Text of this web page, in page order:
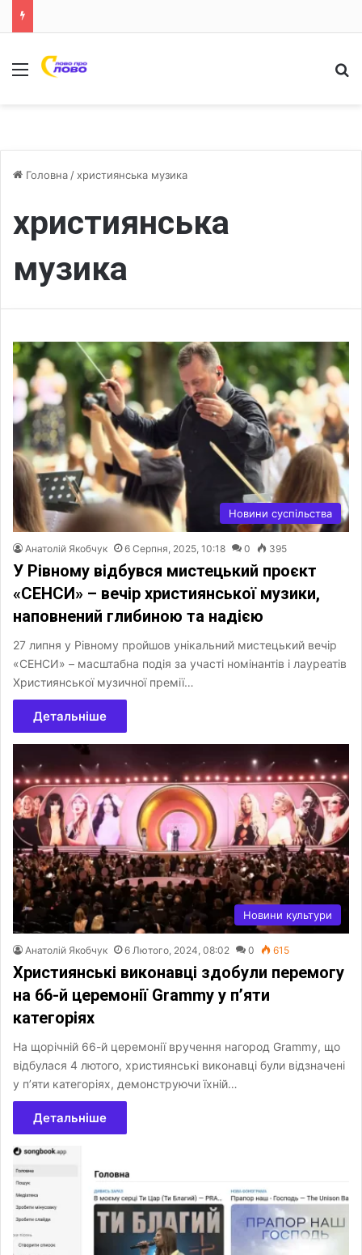
Меню
Головна / християнська музика
християнська
музика
Новини суспільства
Анатолій Якобчук 6 Серпня, 2025, 10:18 0 395
У Рівному відбувся мистецький проєкт
«СЕНСИ» – вечір християнської музики,
наповнений глибиною та надією
27 липня у Рівному пройшов унікальний мистецький вечір
«СЕНСИ» – масштабна подія за участі номінантів і лауреатів
Християнської музичної премії…
Детальніше
Новини культури
Анатолій Якобчук 6 Лютого, 2024, 08:02 0 615
Християнські виконавці здобули перемогу
на 66-й церемонії Grammy у п’яти
категоріях
На щорічній 66-й церемонії вручення нагород Grammy, що
відбулася 4 лютого, християнські виконавці були відзначені
у п’яти категоріях, демонструючи їхній…
Детальніше